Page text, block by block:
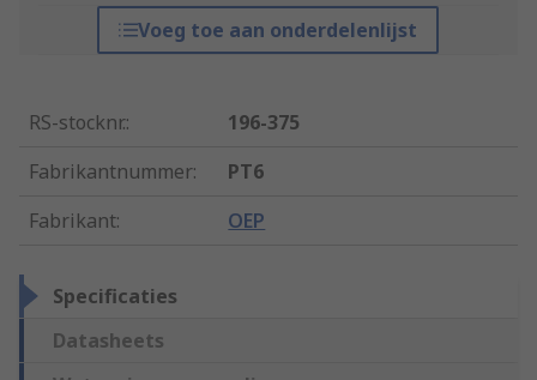
Voeg toe aan onderdelenlijst
RS-stocknr.:
196-375
Fabrikantnummer:
PT6
Fabrikant: OEP
Specificaties
Datasheets